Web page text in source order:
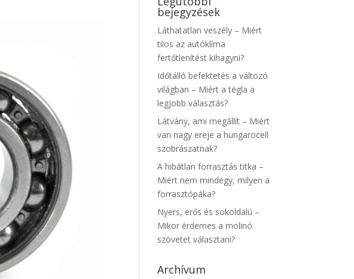
bejegyzések
Láthatatlan veszély – Miért
tilos az autóklíma
fertőtlenítést kihagyni?
Időtálló befektetés a változó
világban – Miért a tégla a
legjobb választás?
Látvány, ami megállít – Miért
van nagy ereje a hungarocell
szobrászatnak?
A hibátlan forrasztás titka –
Miért nem mindegy, milyen a
forrasztópáka?
Nyers, erős és sokoldalú –
Mikor érdemes a molinó
szövetet választani?
Archívum